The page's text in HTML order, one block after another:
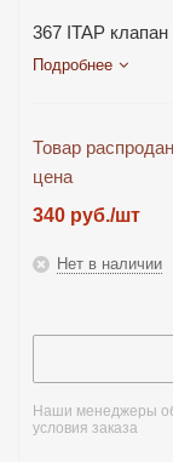
367 ITAP
Подробнее
Товар
цена
340 руб./шт
Нет в наличии
Наши менеджеры
условия заказа